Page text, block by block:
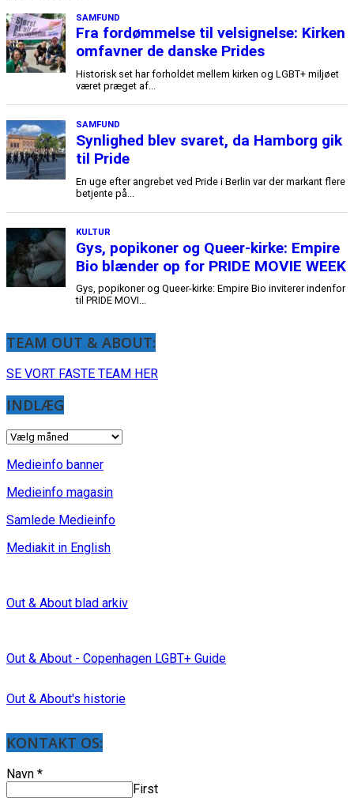
SAMFUND
Fra fordømmelse til velsignelse: Kirken
omfavner de danske Prides
Historisk set har forholdet mellem kirken og LGBT+ miljøet
været præget af...
SAMFUND
Synlighed blev svaret, da Hamborg gik
til Pride
En uge efter angrebet ved Pride i Berlin var der markant flere
betjente på...
KULTUR
Gys, popikoner og Queer-kirke: Empire
Bio blænder op for PRIDE MOVIE WEEK
Gys, popikoner og Queer-kirke: Empire Bio inviterer indenfor
til PRIDE MOVI...
TEAM OUT & ABOUT:
SE VORT FASTE TEAM HER
INDLÆG
INDLÆG
Medieinfo banner
Medieinfo magasin
Samlede Medieinfo
Mediakit in English
Out & About blad arkiv
Out & About - Copenhagen LGBT+ Guide
Out & About's historie
KONTAKT OS:
Navn *
First